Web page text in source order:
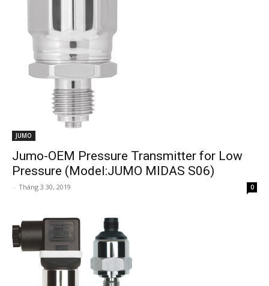
JUMO
Jumo-OEM Pressure Transmitter for Low
Pressure (Model:JUMO MIDAS S06)
- Tháng 3 30, 2019 0